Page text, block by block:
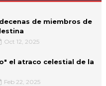
de miembros de
Oct 12, 2025
el atraco celestial de la
Feb 22, 2025